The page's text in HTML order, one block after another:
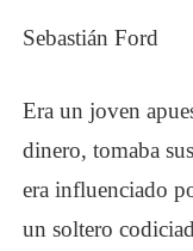
Sebastián Ford
Era un joven
dinero, tomaba
era influenciado
un soltero